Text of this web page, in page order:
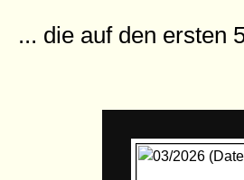
... die auf den ersten